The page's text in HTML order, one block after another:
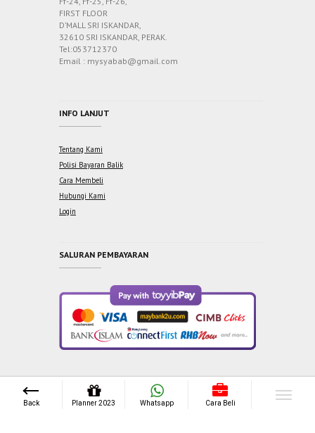
FIRST FLOOR
D’MALL SRI ISKANDAR,
32610 SRI ISKANDAR, PERAK.
Tel:053712370
Email : mysyabab@gmail.com
INFO LANJUT
Tentang Kami
Polisi Bayaran Balik
Cara Membeli
Hubungi Kami
Login
SALURAN PEMBAYARAN
Copyright © 2021 One Syabab Sdn Bhd